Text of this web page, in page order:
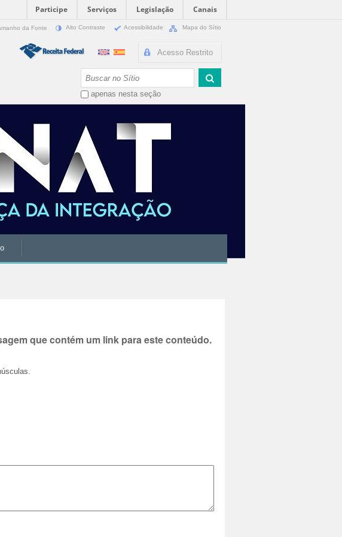
Participe Serviços Legislação
Canais
da Fonte Alto Contraste Acessibilidade Mapa do Sítio
Acesso Restrito
apenas nesta seção
que contém um link para este conteúdo.